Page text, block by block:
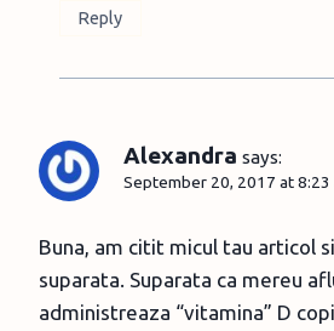
Reply
Alexandra says:
September 20, 2017 at 8:23
Buna, am citit micul tau articol
suparata. Suparata ca mereu
administreaza “vitamina” D